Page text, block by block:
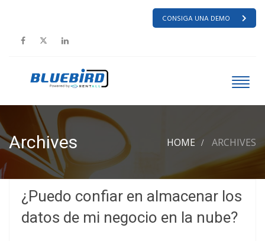
CONSIGA UNA DEMO
Archives HOME ARCHIVES
¿Puedo confiar en almacenar los
datos de mi negocio en la nube?